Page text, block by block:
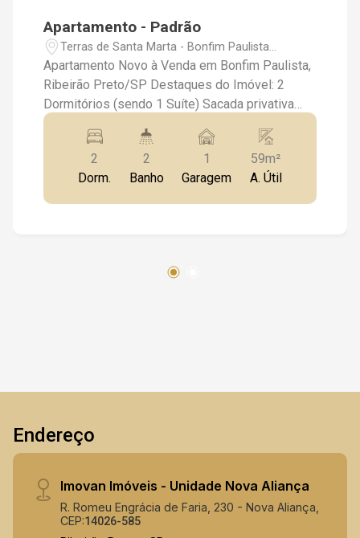
Apartamento - Padrão
Terras de Santa Marta - Bonfim Paulista
(Ribeirão Preto)/SP
Apartamento Novo à Venda em Bonfim Paulista,
Ribeirão Preto/SP Destaques do Imóvel: 2
Dormitórios (sendo 1 Suíte) Sacada privativa
Banheiro social Piso laminado em todo o
apartamento Cozinha e área de serviço
integradas Ambientes bem iluminados e
ventilados Condomínio com Lazer Completo:
Piscina adulto e infantil Salão de festas Espaço
uma visita e conhecer esse imóvel incrível!
2
Dorm.
2
Banho
1
Garagem
59m²
A. Útil
Endereço
Imovan Imóveis - Unidade Nova Aliança
R. Romeu Engrácia de Faria, 230 - Nova Aliança,
CEP:14026-585